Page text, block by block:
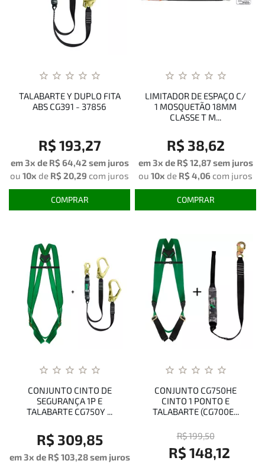
TALABARTE Y DUPLO FITA
ABS CG391 - 37856
R$ 193,27
em 3x de R$ 64,42 sem juros
ou 10x de R$ 20,29 com juros
COMPRAR
LIMITADOR DE ESPAÇO C/
1 MOSQUETÃO 18MM
CLASSE T M...
R$ 38,62
em 3x de R$ 12,87sem juros
ou 10x de R$ 4,06 com juros
COMPRAR
CONJUNTO CINTO DE
SEGURANÇA 1P E
TALABARTE CG750Y ...
R$ 309,85
em 3x de R$ 103,28sem juros
CONJUNTO CG750HE
CINTO 1 PONTO E
TALABARTE (CG700E...
R$ 199,50
R$ 148,12